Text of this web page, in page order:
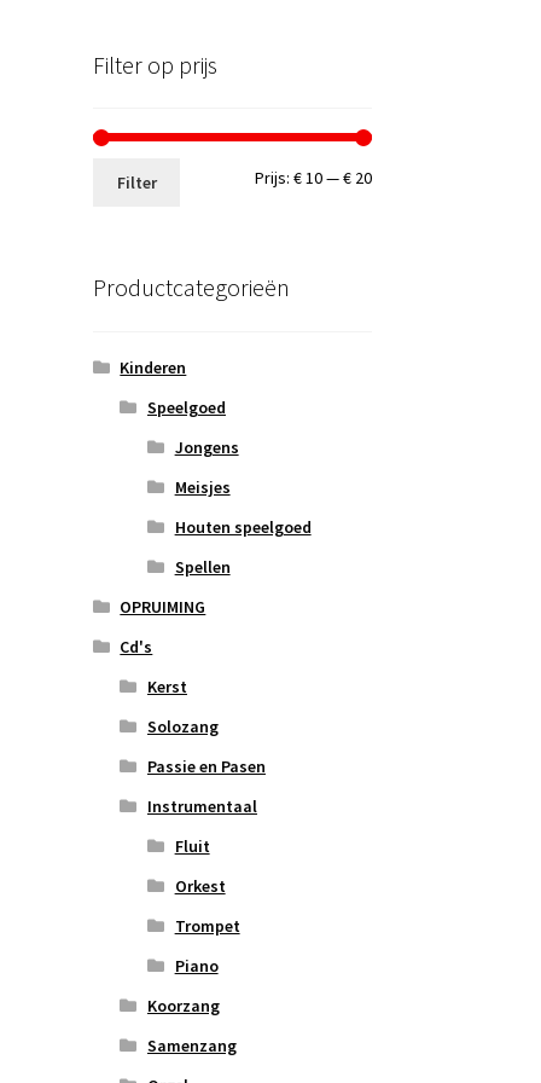
Filter op prijs
Min.
Max.
Filter Prijs: € 10—€ 20
Productcategorieën
Kinderen
Speelgoed
Jongens
Meisjes
Houten speelgoed
Spellen
OPRUIMING
Cd's
Kerst
Solozang
Passie en Pasen
Instrumentaal
Fluit
Orkest
Trompet
Piano
Koorzang
Samenzang